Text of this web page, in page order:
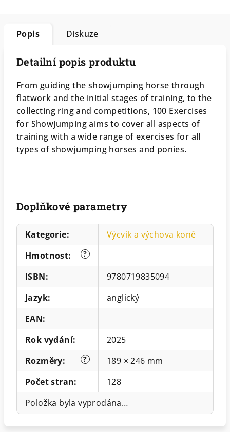
Popis Diskuze
Detailní popis produktu
From guiding the showjumping horse through
flatwork and the initial stages of training, to the
collecting ring and competitions, 100 Exercises
for Showjumping aims to cover all aspects of
training with a wide range of exercises for all
types of showjumping horses and ponies.
Doplňkové parametry
Kategorie: Výcvik a výchova koně
?
Hmotnost:
ISBN:
9780719835094
Jazyk:
anglický
EAN:
Rok vydání: 2025
?
Rozměry:
189 × 246 mm
Počet stran:
128
Položka byla vyprodána…